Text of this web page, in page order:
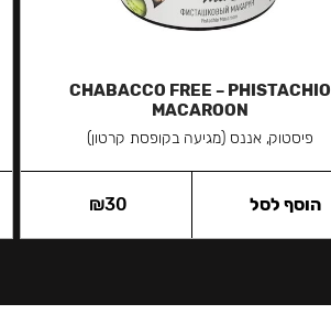
CHABACCO FREE – PHISTACHIO
MACAROON
פיסטוק, אננס (מגיעה בקופסת קרטון)
₪30 הוסף לסל